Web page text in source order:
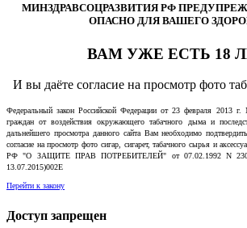
МИНЗДРАВСОЦРАЗВИТИЯ РФ
ОПАСНО ДЛЯ ВАШЕГО
ВАМ УЖЕ ЕСТЬ 18
И вы даёте согласие на просмотр фото
Федеральный закон Российской Федерации от 23 февраля 2013
граждан от воздействия окружающего табачного дыма и
дальнейшего просмотра данного сайта Вам необходимо
согласие на просмотр фото сигар, сигарет, табачного сырья и
РФ "О ЗАЩИТЕ ПРАВ ПОТРЕБИТЕЛЕЙ" от 07.02.1992 N 2300-
13.07.2015)002E
Перейти к закону
Доступ запрещен